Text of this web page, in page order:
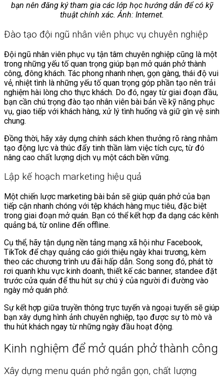
bạn nên đăng ký tham gia các lớp học hướng dẫn để có kỹ
thuật chính xác. Ảnh: Internet.
Đào tạo đội ngũ nhân viên phục vụ chuyên nghiệp
Đội ngũ nhân viên phục vụ tận tâm chuyên nghiệp cũng là một
trong những yếu tố quan trọng giúp bạn mở quán phở thành
công, đông khách. Tác phong nhanh nhẹn, gọn gàng, thái độ vui
vẻ, nhiệt tình là những yếu tố quan trọng góp phần tạo nên trải
nghiệm hài lòng cho thực khách. Do đó, ngay từ giai đoạn đầu,
bạn cần chú trọng đào tạo nhân viên bài bản về kỹ năng phục
vụ, giao tiếp với khách hàng, xử lý tình huống và giữ gìn vệ sinh
chung.
Đồng thời, hãy xây dựng chính sách khen thưởng rõ ràng nhằm
tạo động lực và thúc đẩy tinh thần làm việc tích cực, từ đó
nâng cao chất lượng dịch vụ một cách bền vững.
Lập kế hoạch marketing hiệu quả
Một chiến lược marketing bài bản sẽ giúp quán phở của bạn
tiếp cận nhanh chóng với tệp khách hàng mục tiêu, đặc biệt
trong giai đoạn mở quán. Bạn có thể kết hợp đa dạng các kênh
quảng bá, từ online đến offline.
Cụ thể, hãy tận dụng nền tảng mạng xã hội như Facebook,
TikTok để chạy quảng cáo giới thiệu ngày khai trương, kèm
theo các chương trình ưu đãi hấp dẫn. Song song đó, phát tờ
rơi quanh khu vực kinh doanh, thiết kế các banner, standee đặt
trước cửa quán để thu hút sự chú ý của người đi đường vào
ngày mở quán phở.
Sự kết hợp giữa truyền thông trực tuyến và ngoại tuyến sẽ giúp
bạn xây dựng hình ảnh chuyên nghiệp, tạo được sự tò mò và
thu hút khách ngay từ những ngày đầu hoạt động.
Kinh nghiệm để mở quán phở thành công
Xây dựng menu quán phở ngắn gọn, chất lượng